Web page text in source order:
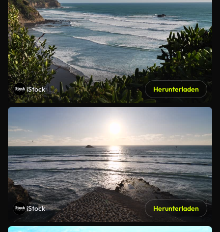
iStock Herunterladen
iStock Herunterladen